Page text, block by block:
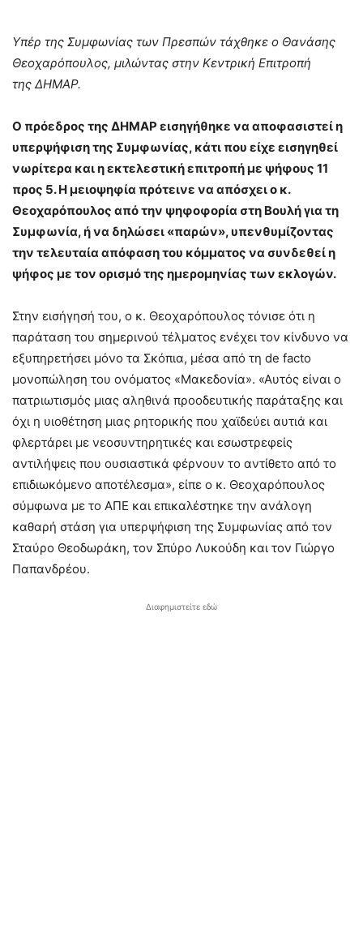
Υπέρ της Συμφωνίας των Πρεσπών τάχθηκε ο Θανάσης
Θεοχαρόπουλος, μιλώντας στην Κεντρική Επιτροπή
της ΔΗΜΑΡ.
Ο πρόεδρος της ΔΗΜΑΡ εισηγήθηκε να αποφασιστεί η
υπερψήφιση της Συμφωνίας, κάτι που είχε εισηγηθεί
νωρίτερα και η εκτελεστική επιτροπή με ψήφους 11
προς 5. Η μειοψηφία πρότεινε να απόσχει ο κ.
Θεοχαρόπουλος από την ψηφοφορία στη Βουλή για τη
Συμφωνία, ή να δηλώσει «παρών», υπενθυμίζοντας
την τελευταία απόφαση του κόμματος να συνδεθεί η
ψήφος με τον ορισμό της ημερομηνίας των εκλογών.
Στην εισήγησή του, ο κ. Θεοχαρόπουλος τόνισε ότι η
παράταση του σημερινού τέλματος ενέχει τον κίνδυνο να
εξυπηρετήσει μόνο τα Σκόπια, μέσα από τη de facto
μονοπώληση του ονόματος «Μακεδονία». «Αυτός είναι ο
πατριωτισμός μιας αληθινά προοδευτικής παράταξης και
όχι η υιοθέτηση μιας ρητορικής που χαϊδεύει αυτιά και
φλερτάρει με νεοσυντηρητικές και εσωστρεφείς
αντιλήψεις που ουσιαστικά φέρνουν το αντίθετο από το
επιδιωκόμενο αποτέλεσμα», είπε ο κ. Θεοχαρόπουλος
σύμφωνα με το ΑΠΕ και επικαλέστηκε την ανάλογη
καθαρή στάση για υπερψήφιση της Συμφωνίας από τον
Σταύρο Θεοδωράκη, τον Σπύρο Λυκούδη και τον Γιώργο
Παπανδρέου.
Διαφημιστείτε εδώ